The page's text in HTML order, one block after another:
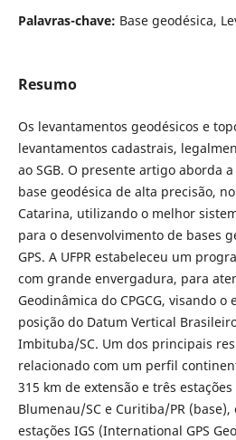
Palavras-chave: Base geodésica,
Resumo
Os levantamentos geodésicos e
levantamentos cadastrais,
ao SGB. O presente artigo aborda
base geodésica de alta precisão,
Catarina, utilizando o melhor
para o desenvolvimento de bases
GPS. A UFPR estabeleceu um
com grande envergadura, para
Geodinâmica do CPGCG, visando o
posição do Datum Vertical
Imbituba/SC. Um dos principais
relacionado com um perfil
315 km de extensão e três
Blumenau/SC e Curitiba/PR
estações IGS (International GPS